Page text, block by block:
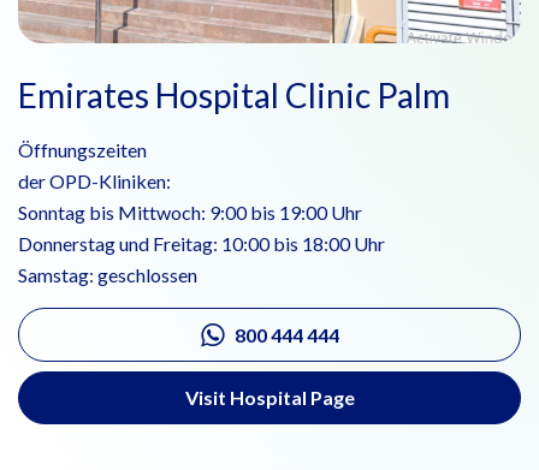
Emirates Hospital Clinic Palm
Öffnungszeiten
der OPD-Kliniken:
Sonntag bis Mittwoch: 9:00 bis 19:00 Uhr
Donnerstag und Freitag: 10:00 bis 18:00 Uhr
Samstag: geschlossen
800 444 444
Visit Hospital Page